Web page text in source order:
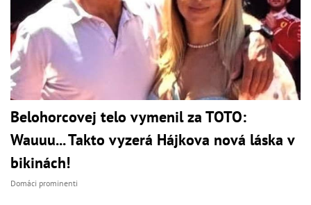
Belohorcovej telo vymenil za TOTO:
Wauuu... Takto vyzerá Hájkova nová láska v
bikinách!
Domáci prominenti